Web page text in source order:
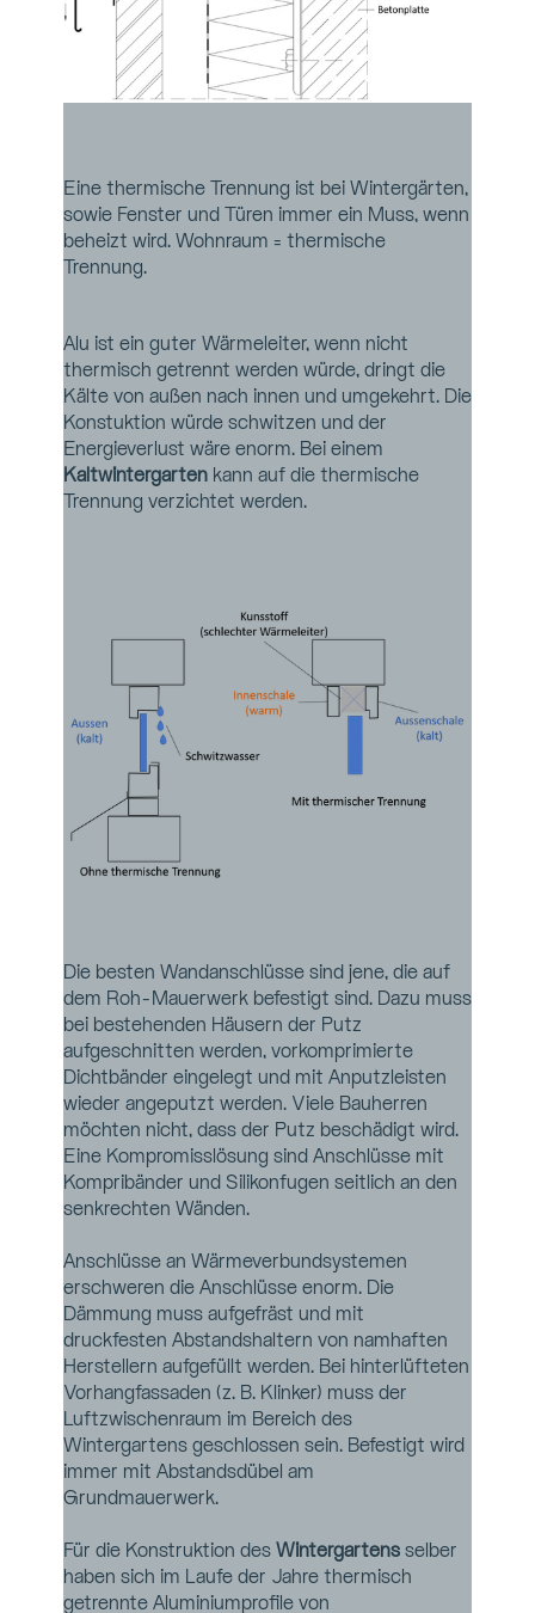
Eine thermische Trennung ist bei Wintergärten,
sowie Fenster und Türen immer ein Muss, wenn
beheizt wird. Wohnraum = thermische
Trennung.
Alu ist ein guter Wärmeleiter, wenn nicht
thermisch getrennt werden würde, dringt die
Kälte von außen nach innen und umgekehrt. Die
Konstuktion würde schwitzen und der
Kaltwintergarten kann auf die thermische
Trennung verzichtet werden.
Die besten Wandanschlüsse sind jene, die auf
dem Roh-Mauerwerk befestigt sind. Dazu muss
bei bestehenden Häusern der Putz
aufgeschnitten werden, vorkomprimierte
Dichtbänder eingelegt und mit Anputzleisten
wieder angeputzt werden. Viele Bauherren
möchten nicht, dass der Putz beschädigt wird.
Eine Kompromisslösung sind Anschlüsse mit
Kompribänder und Silikonfugen seitlich an den
senkrechten Wänden.
Anschlüsse an Wärmeverbundsystemen
erschweren die Anschlüsse enorm. Die
Dämmung muss aufgefräst und mit
druckfesten Abstandshaltern von namhaften
Herstellern aufgefüllt werden. Bei hinterlüfteten
Vorhangfassaden (z. B. Klinker) muss der
Luftzwischenraum im Bereich des
Wintergartens geschlossen sein. Befestigt wird
immer mit Abstandsdübel am
Grundmauerwerk.
Für die Konstruktion des Wintergartens selber
haben sich im Laufe der Jahre thermisch
getrennte Aluminiumprofile von